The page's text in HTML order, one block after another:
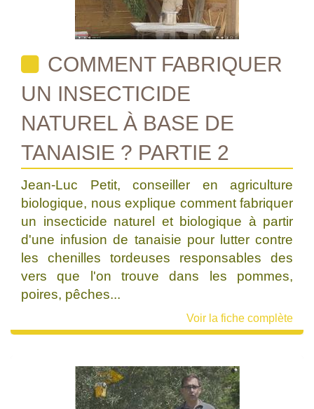
COMMENT FABRIQUER
UN INSECTICIDE
NATUREL À BASE DE
TANAISIE ? PARTIE 2
Jean-Luc Petit, conseiller en agriculture
biologique, nous explique comment fabriquer
un insecticide naturel et biologique à partir
d'une infusion de tanaisie pour lutter contre
les chenilles tordeuses responsables des
vers que l'on trouve dans les pommes,
poires, pêches...
Voir la fiche complète